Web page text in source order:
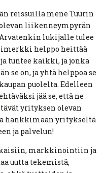
reissuilla mene Tuurin
liikenneympyrän
lukijalle tulee
helppo heittää
tuntee kaikki, ja jonka
se on, ja yhtä helppoa se
puolelta. Edelleen
jää se, että ne
yrityksen olevan
hankkimaan yritykseltä
ja palvelun!
markkinointiin ja
uutta tekemistä,